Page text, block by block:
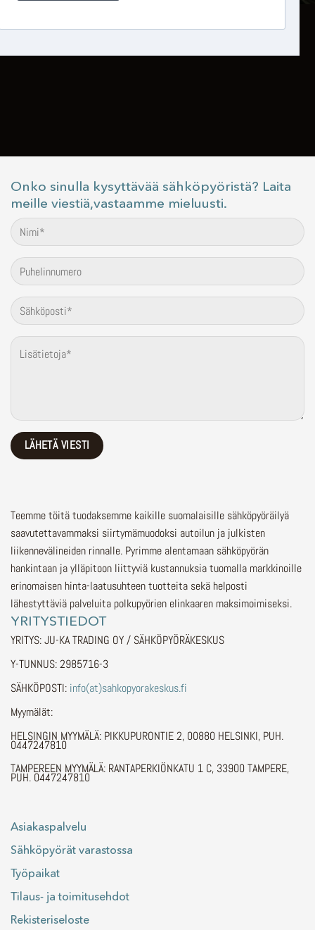
Onko sinulla kysyttävää sähköpyöristä? Laita
meille viestiä,vastaamme mieluusti.
Teemme töitä tuodaksemme kaikille suomalaisille sähköpyöräilyä
saavutettavammaksi siirtymämuodoksi autoilun ja julkisten
liikennevälineiden rinnalle. Pyrimme alentamaan sähköpyörän
hankintaan ja ylläpitoon liittyviä kustannuksia tuomalla markkinoille
erinomaisen hinta-laatusuhteen tuotteita sekä helposti
lähestyttäviä palveluita polkupyörien elinkaaren maksimoimiseksi.
YRITYSTIEDOT
YRITYS: JU-KA TRADING OY / SÄHKÖPYÖRÄKESKUS
Y-TUNNUS: 2985716-3
SÄHKÖPOSTI: info(at)sahkopyorakeskus.fi
Myymälät:
HELSINGIN MYYMÄLÄ: PIKKUPURONTIE 2, 00880 HELSINKI, PUH.
0447247810
TAMPEREEN MYYMÄLÄ: RANTAPERKIÖNKATU 1 C, 33900 TAMPERE,
PUH. 0447247810
Asiakaspalvelu
Sähköpyörät varastossa
Työpaikat
Tilaus- ja toimitusehdot
Rekisteriseloste